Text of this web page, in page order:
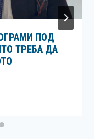
ПОД
ТРЕБА ДА